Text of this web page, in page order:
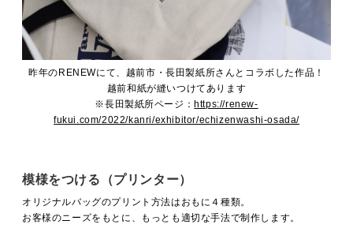
昨年のRENEWにて、越前市・長田製紙所さんとコラボした作品！
越前和紙が縫いつけてあります
※長田製紙所ページ：https://renew-
fukui.com/2022/kanri/exhibitor/echizenwashi-osada/
模様をつける（プリンター）
オリジナルバッグのプリント方法はおもに４種類。
お客様のニーズをもとに、もっとも適切な手法で制作します。